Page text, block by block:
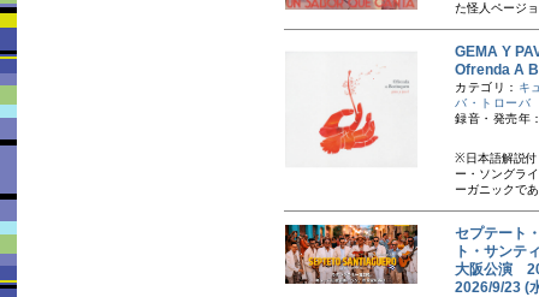
た怪人ページ
GEMA Y
Ofrenda A
カテゴリ： キ
バ・トローバ
録音・発売年
※日本語解説付
ー・ソングラ
ーガニックで
セプテート
ト・サンテ
大阪公演
2026/9/23 (